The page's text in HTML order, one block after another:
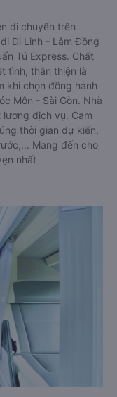
di chuyển trên
Di Linh - Lâm Đồng
Tú Express. Chất
tình, thân thiện là
khi chọn đồng hành
Môn - Sài Gòn. Nhà
dịch vụ. Cam
thời gian dự kiến,
Mang đến cho
nhất